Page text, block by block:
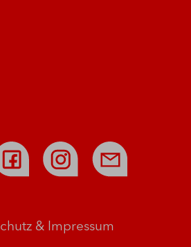
& Impressum